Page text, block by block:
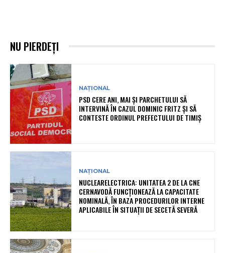
NU PIERDEȚI
NAȚIONAL
PSD CERE ANI, MAI ȘI PARCHETULUI SĂ
INTERVINĂ ÎN CAZUL DOMINIC FRITZ ȘI SĂ
CONTESTE ORDINUL PREFECTULUI DE TIMIȘ
NAȚIONAL
NUCLEARELECTRICA: UNITATEA 2 DE LA CNE
CERNAVODĂ FUNCȚIONEAZĂ LA CAPACITATE
NOMINALĂ, ÎN BAZA PROCEDURILOR INTERNE
APLICABILE ÎN SITUAȚII DE SECETĂ SEVERĂ